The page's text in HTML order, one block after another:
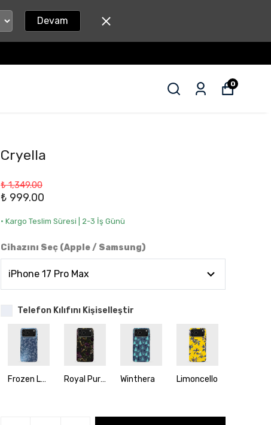
Devam
0
Cryella
₺ 1,349.00
₺ 999.00
• Kargo Teslim Süresi | 2-3 İş Günü
Cihazını Seç (Apple / Samsung)
Telefon Kılıfını Kişiselleştir
Frozen Leaves Royal Purple Winthera Limoncello